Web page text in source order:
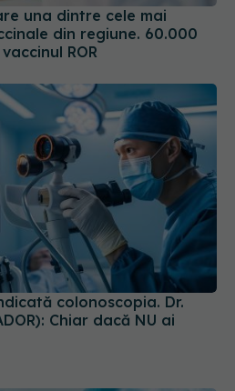
din regiune. 60.000
ROR
colonoscopia. Dr.
Chiar dacă NU ai